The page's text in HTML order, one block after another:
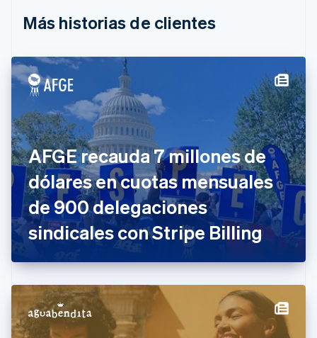
Más historias de clientes
AFGE recauda 7 millones de
dólares en cuotas mensuales
de 900 delegaciones
sindicales con Stripe Billing
English
Canadá
China continental
简体中文English
Chipre
Croacia
EnglishItaliano
Dinamarca
English
Emiratos Árabes Unidos
English
Eslovaquia
English
Eslovenia
España
Estados Unidos
EnglishEspañol简体中文
Estonia
English